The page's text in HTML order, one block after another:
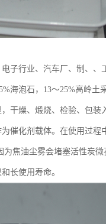
子行业、汽车厂、制、
海泡石，13～25%高岭
干燥、煅烧、检验、包装
催化剂载体。在使用过
焦油尘雾会堵塞活性炭
长使用寿命。